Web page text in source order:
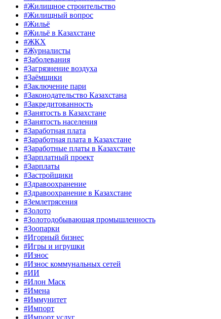
#Жилищное строительство
#Жилищный вопрос
#Жильё
#Жильё в Казахстане
#ЖКХ
#Журналисты
#Заболевания
#Загрязнение воздуха
#Заёмщики
#Заключение пари
#Законодательство Казахстана
#Закредитованность
#Занятость в Казахстане
#Занятость населения
#Заработная плата
#Заработная плата в Казахстане
#Заработные платы в Казахстане
#Зарплатный проект
#Зарплаты
#Застройщики
#Здравоохранение
#Здравоохранение в Казахстане
#Землетрясения
#Золото
#Золотодобывающая промышленность
#Зоопарки
#Игорный бизнес
#Игры и игрушки
#Износ
#Износ коммунальных сетей
#ИИ
#Илон Маск
#Имена
#Иммунитет
#Импорт